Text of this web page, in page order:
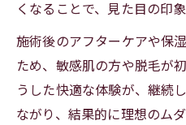
忙しい方におすす
継続しやすいメン
みへ
くなることで、見た目の印
施術後のアフターケアや保
ため、敏感肌の方や脱毛が
うした快適な体験が、継続
ながり、結果的に理想のム